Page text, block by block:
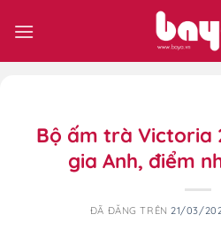
đến
Bộ ấm trà Victoria
gia Anh, điểm
ĐÃ ĐĂNG TRÊN21/03/